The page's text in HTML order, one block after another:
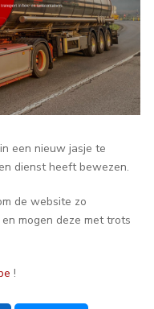
een nieuw jasje te
dienst heeft bewezen.
de website zo
mogen deze met trots
!